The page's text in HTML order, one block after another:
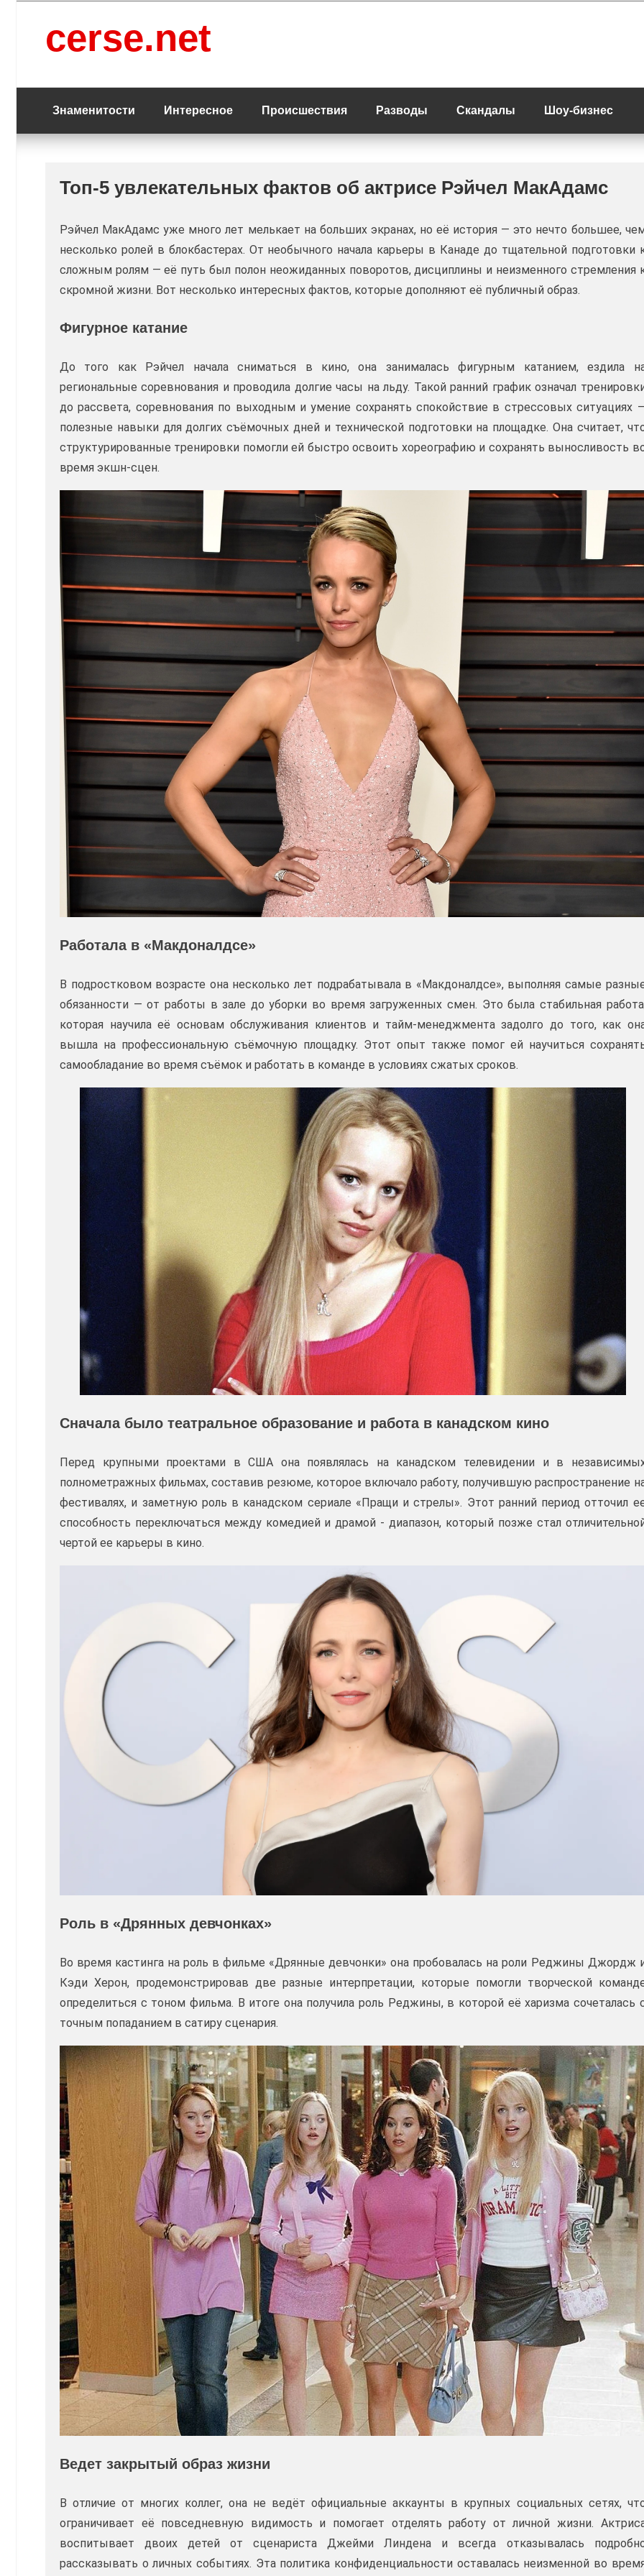
содержанию
cerse.net
Знаменитости Интересное Происшествия Разводы Скандалы Шоу-бизнес
Топ-5 увлекательных фактов об актрисе Рэйчел МакАдамс
Рэйчел МакАдамс уже много лет мелькает на больших экранах, но её история — это нечто большее,
несколько ролей в блокбастерах. От необычного начала карьеры в Канаде до тщательной подготовки
сложным ролям — её путь был полон неожиданных поворотов, дисциплины и неизменного стремления
скромной жизни. Вот несколько интересных фактов, которые дополняют её публичный образ.
Фигурное катание
До того как Рэйчел начала сниматься в кино, она занималась фигурным катанием, ездила
региональные соревнования и проводила долгие часы на льду. Такой ранний график означал
до рассвета, соревнования по выходным и умение сохранять спокойствие в стрессовых ситуациях
полезные навыки для долгих съёмочных дней и технической подготовки на площадке. Она считает,
структурированные тренировки помогли ей быстро освоить хореографию и сохранять выносливость
время экшн-сцен.
Работала в «Макдоналдсе»
В подростковом возрасте она несколько лет подрабатывала в «Макдоналдсе», выполняя самые
обязанности — от работы в зале до уборки во время загруженных смен. Это была стабильная
которая научила её основам обслуживания клиентов и тайм-менеджмента задолго до того, как
вышла на профессиональную съёмочную площадку. Этот опыт также помог ей научиться
самообладание во время съёмок и работать в команде в условиях сжатых сроков.
Сначала было театральное образование и работа в канадском кино
Перед крупными проектами в США она появлялась на канадском телевидении и в
полнометражных фильмах, составив резюме, которое включало работу, получившую распространение
фестивалях, и заметную роль в канадском сериале «Пращи и стрелы». Этот ранний период отточил
способность переключаться между комедией и драмой - диапазон, который позже стал
чертой ее карьеры в кино.
Роль в «Дрянных девчонках»
Во время кастинга на роль в фильме «Дрянные девчонки» она пробовалась на роли Реджины Джордж
Кэди Херон, продемонстрировав две разные интерпретации, которые помогли творческой
определиться с тоном фильма. В итоге она получила роль Реджины, в которой её харизма сочеталась
точным попаданием в сатиру сценария.
Ведет закрытый образ жизни
В отличие от многих коллег, она не ведёт официальные аккаунты в крупных социальных сетях,
ограничивает её повседневную видимость и помогает отделять работу от личной жизни.
воспитывает двоих детей от сценариста Джейми Линдена и всегда отказывалась
рассказывать о личных событиях. Эта политика конфиденциальности оставалась неизменной во